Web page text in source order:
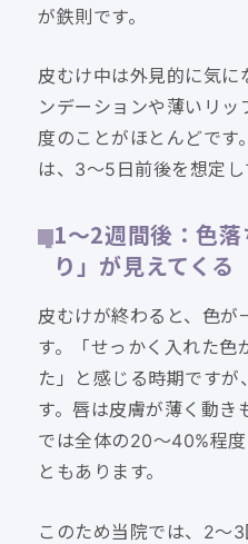
が鉄則です。
皮むけ中は外見的に気に
ンデーションや薄いリッ
度のことがほとんどです
は、3〜5日前後を想定し
1〜2週間後：色
り」が見えてくる
皮むけが終わると、色が
す。「せっかく入れた色
た」と感じる時期ですが
す。唇は皮膚が薄く動き
では全体の20〜40%程
ともあります。
このため当院では、2〜